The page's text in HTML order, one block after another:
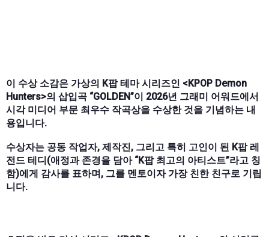
이 수상 소감은 가상의 K팝 테마 시리즈인 <KPOP Demon
Hunters>의 삽입곡 “GOLDEN”이 2026년 그래미 어워드에서
시각 미디어 부문 최우수 작곡상을 수상한 것을 기념하는 내
용입니다.
수상자는 공동 작업자, 제작진, 그리고 특히 고인이 된 K팝 레
전드 테디(애정과 존경을 담아 “K팝 최고의 아티스트”라고 칭
함)에게 감사를 표하며, 그를 멘토이자 가장 친한 친구로 기립
니다.